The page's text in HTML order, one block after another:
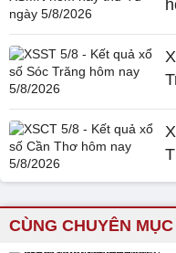
CÙNG CHUYÊN MỤC